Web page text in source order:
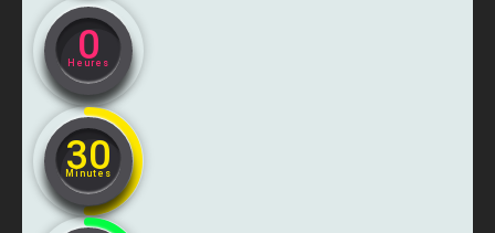
0
Heures
30
Minutes